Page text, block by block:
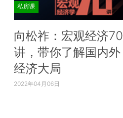
私房课
向松祚：宏观经济70
讲，带你了解国内外
经济大局
2022年04月06日